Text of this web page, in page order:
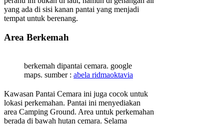
yang ada di sisi kanan pantai yang menjadi
tempat untuk berenang.
Area Berkemah
berkemah dipantai cemara. google
maps. sumber : abela ridmaoktavia
Kawasan Pantai Cemara ini juga cocok untuk
lokasi perkemahan. Pantai ini menyediakan
area Camping Ground. Area untuk perkemahan
berada di bawah hutan cemara. Selama